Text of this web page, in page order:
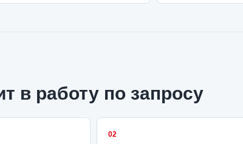
в работу по запросу
02